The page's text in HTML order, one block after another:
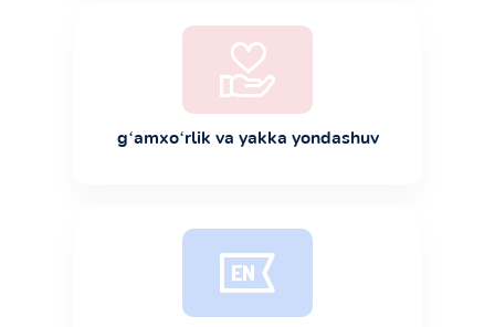
g‘amxo‘rlik va yakka yondashuv